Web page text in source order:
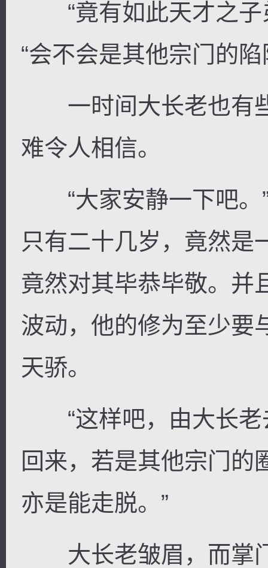
“竟有如此天才之子
“会不会是其他宗门的陷
一时间大长老也有
难令人相信。
“大家安静一下吧。”
只有二十几岁，竟然是
竟然对其毕恭毕敬。并
波动，他的修为至少要
天骄。
“这样吧，由大长老
回来，若是其他宗门的
亦是能走脱。”
大长老皱眉，而掌